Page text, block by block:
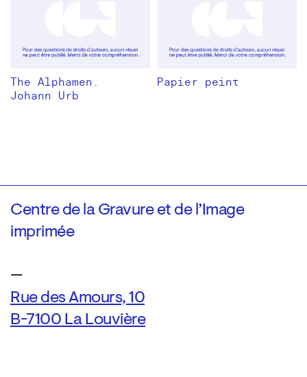
The Alphamen.
Johann Urb
Papier peint
Centre de la Gravure et de l’Image
imprimée
—
Rue des Amours, 10
B-7100 La Louvière